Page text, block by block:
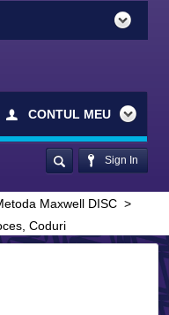
CONTUL MEU
Sign In
Maxwell DISC >
Coduri